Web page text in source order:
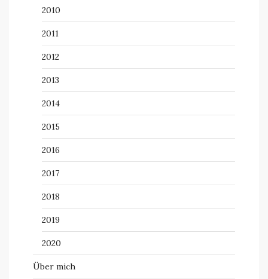
2010
2011
2012
2013
2014
2015
2016
2017
2018
2019
2020
Über mich